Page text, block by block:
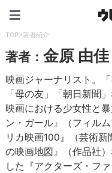
TOP>著者紹介
著者：金原 由佳
映画ジャーナリスト。
「母の友」「朝日新聞
映画における少女性と
ン・ガール』（フィル
リカ映画100』（芸術
の映画地図』（作品社
した『アクターズ・フ